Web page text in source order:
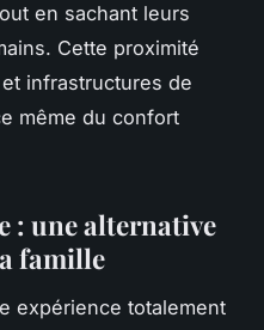
en sachant leurs
Cette proximité
infrastructures de
même du confort
: une alternative
famille
expérience totalement